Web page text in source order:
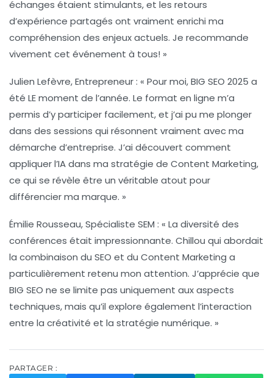
échanges étaient stimulants, et les retours
d’expérience partagés ont vraiment enrichi ma
compréhension des enjeux actuels. Je recommande
vivement cet événement à tous! »
Julien Lefèvre, Entrepreneur : « Pour moi, BIG SEO 2025 a
été LE moment de l’année. Le format en ligne m’a
permis d’y participer facilement, et j’ai pu me plonger
dans des sessions qui résonnent vraiment avec ma
démarche d’entreprise. J’ai découvert comment
appliquer l’IAdans ma stratégie de Content Marketing,
ce qui se révèle être un véritable atout pour
différencier ma marque. »
Émilie Rousseau, Spécialiste SEM : « La diversité des
conférences était impressionnante. Chillou qui abordait
la combinaison du SEO et du Content Marketing a
particulièrement retenu mon attention. J’apprécie que
BIG SEO ne se limite pas uniquement aux aspects
techniques, mais qu’il explore également l’interaction
entre la créativité et la stratégie numérique. »
PARTAGER :